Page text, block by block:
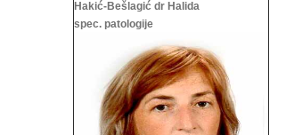
Hakić-Bešlagić dr Halida
spec. patologije